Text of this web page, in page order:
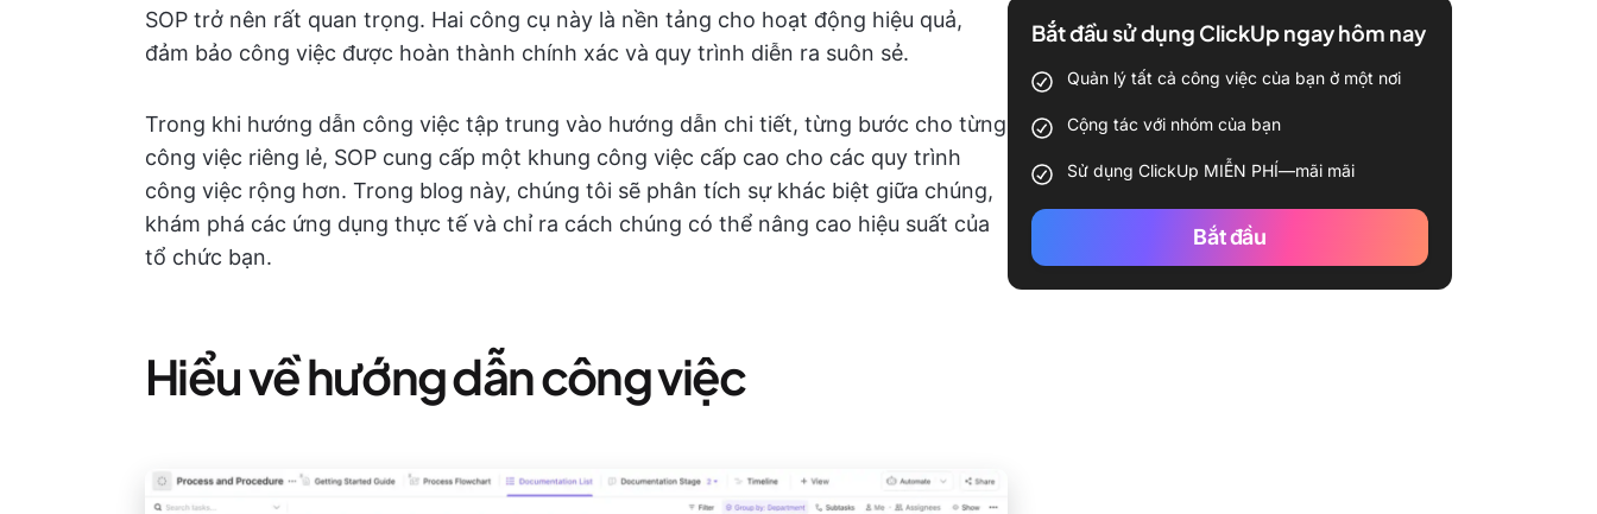
SOP trở nên rất quan trọng. Hai công cụ này là nền tảng cho hoạt động hiệu quả,
đảm bảo công việc được hoàn thành chính xác và quy trình diễn ra suôn sẻ.
Trong khi hướng dẫn công việc tập trung vào hướng dẫn chi tiết, từng bước cho từng
công việc riêng lẻ, SOP cung cấp một khung công việc cấp cao cho các quy trình
công việc rộng hơn. Trong blog này, chúng tôi sẽ phân tích sự khác biệt giữa chúng,
khám phá các ứng dụng thực tế và chỉ ra cách chúng có thể nâng cao hiệu suất của
tổ chức bạn.
Hiểu về hướng dẫn công việc
Bắt đầu sử dụng ClickUp ngay hôm nay
Quản lý tất cả công việc của bạn ở một nơi
Cộng tác với nhóm của bạn
Sử dụng ClickUp MIỄN PHÍ—mãi mãi
Bắt đầu